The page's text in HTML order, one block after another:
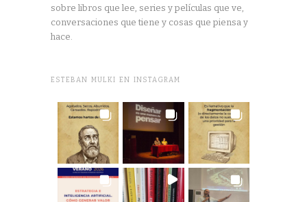
sobre libros que lee, series y películas que ve,
conversaciones que tiene y cosas que piensa y
hace.
ESTEBAN MULKI EN INSTAGRAM